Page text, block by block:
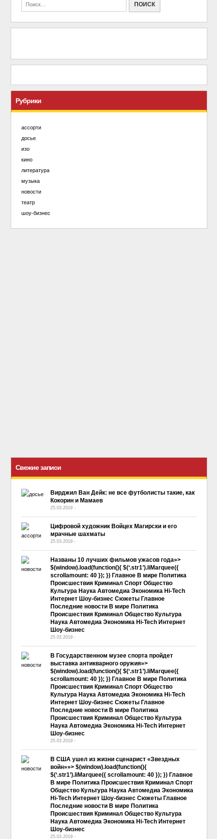
Рубрики
ассорти
досье
изо
кино
литература
музыка
новости
театр
шоу-бизнес
Свежие записи
Вирджил Ван Дейк: не все футболисты такие, как
Кокорин и Мамаев
25.03.2019 -
Цифровой художник Войцех Магирски и его
мрачные шахматы
25.03.2019 -
Названы 10 лучших фильмов ужасов года»>
$(window).load(function(){ $(‘.str1’).liMarquee({
scrollamount: 40 }); }) Главное В мире Политика
Происшествия Криминал Спорт Общество
Культура Наука Автомедиа Экономика Hi-Tech
Интернет Шоу-бизнес Сюжеты Главное
Последние новости В мире Политика
Происшествия Криминал Общество Культура
Наука Автомедиа Экономика Hi-Tech Интернет
Шоу-бизнес
25.03.2019 -
В Государственном музее спорта пройдет
выставка антикварного оружия»>
$(window).load(function(){ $(‘.str1’).liMarquee({
scrollamount: 40 }); }) Главное В мире Политика
Происшествия Криминал Спорт Общество
Культура Наука Автомедиа Экономика Hi-Tech
Интернет Шоу-бизнес Сюжеты Главное
Последние новости В мире Политика
Происшествия Криминал Общество Культура
Наука Автомедиа Экономика Hi-Tech Интернет
Шоу-бизнес
25.03.2019 -
В США ушел из жизни сценарист «Звездных
войн»»> $(window).load(function(){
$(‘.str1’).liMarquee({ scrollamount: 40 }); }) Главное
В мире Политика Происшествия Криминал Спорт
Общество Культура Наука Автомедиа Экономика
Hi-Tech Интернет Шоу-бизнес Сюжеты Главное
Последние новости В мире Политика
Происшествия Криминал Общество Культура
Наука Автомедиа Экономика Hi-Tech Интернет
Шоу-бизнес
25.03.2019 -